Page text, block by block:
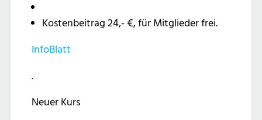
Kostenbeitrag 24,- €, für Mitglieder frei.
InfoBlatt
.
Neuer Kurs